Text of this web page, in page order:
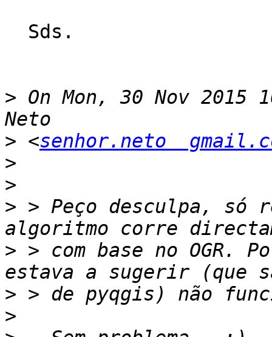
> On Mon, 30 Nov 2015
> <senhor.neto
>
>
> > Peço desculpa, só
> > com base no OGR.
>
>